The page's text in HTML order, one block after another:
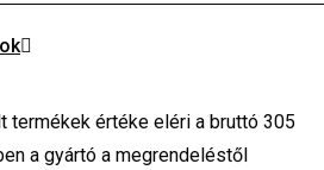
termékek értéke eléri a bruttó 305
a gyártó a megrendeléstől